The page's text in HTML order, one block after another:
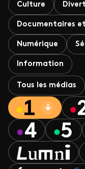
Culture
Documentaires
Numérique
Information
Tous les médias